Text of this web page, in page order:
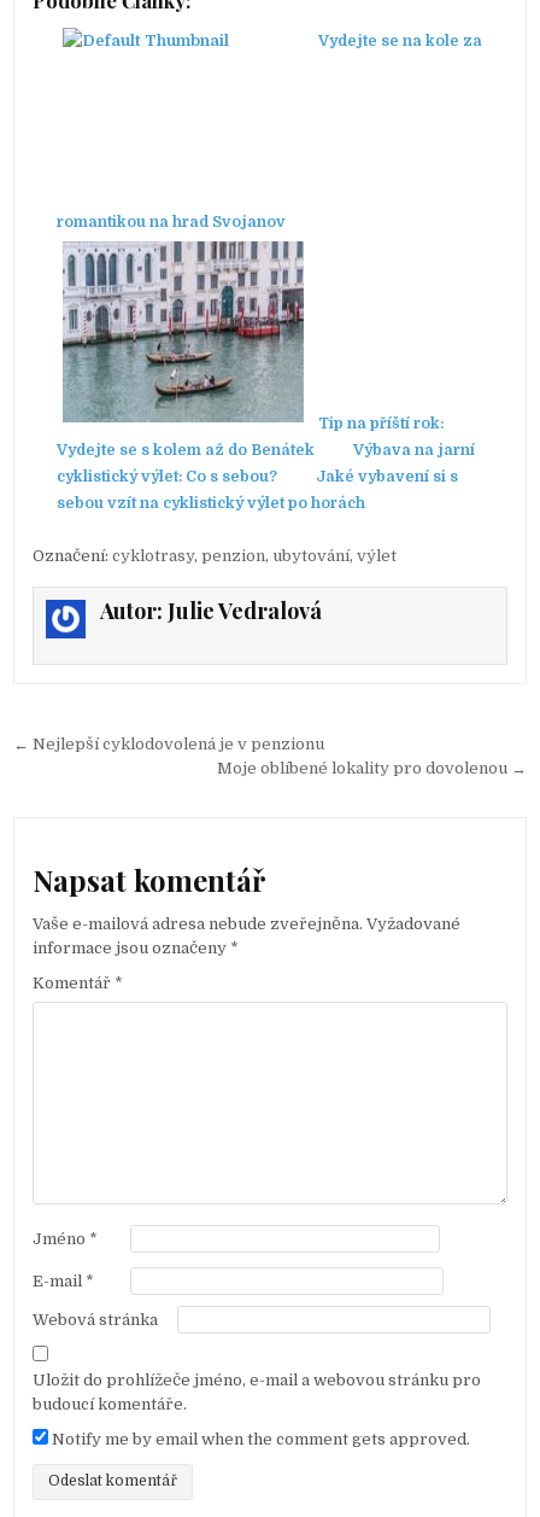
Vydejte se na kole za
romantikou na hrad Svojanov
Tip na příští rok:
Vydejte se s kolem až do Benátek
Výbava na jarní
cyklistický výlet: Co s sebou?
Jaké vybavení si s
sebou vzít na cyklistický výlet po horách
Označení:cyklotrasy,penzion, ubytování,výlet
Autor: Julie Vedralová
g
p
k
← Nejlepší cyklodovolená je v penzionu
Moje oblíbené lokality pro dovolenou →
Napsat komentář
Vaše e-mailová adresa nebude zveřejněna. Vyžadované
informace jsou označeny *
Komentář *
Jméno *
E-mail *
Webová stránka
Uložit do prohlížeče jméno, e-mail a webovou stránku pro
budoucí komentáře.
Notify me by email when the comment gets approved.